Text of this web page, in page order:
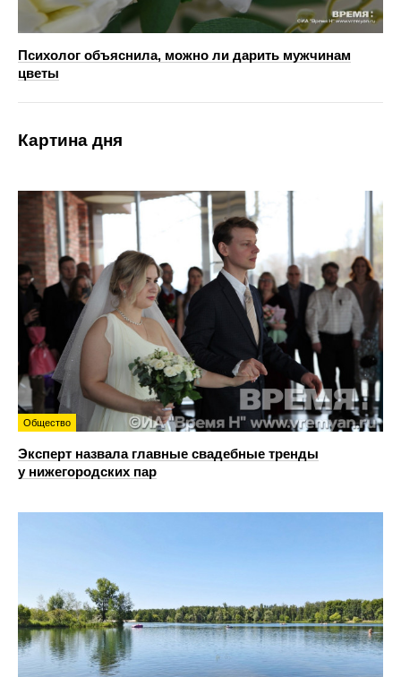
Психолог объяснила, можно ли дарить мужчинам
цветы
Картина дня
Общество
Эксперт назвала главные свадебные тренды
у нижегородских пар